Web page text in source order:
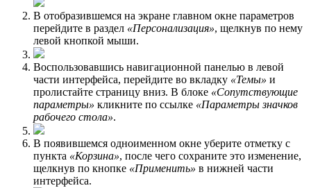
В отобразившемся на экране главном окне параметров
перейдите в раздел «Персонализация», щелкнув по нему
левой кнопкой мыши.
Воспользовавшись навигационной панелью в левой
части интерфейса, перейдите во вкладку «Темы» и
пролистайте страницу вниз. В блоке «Сопутствующие
параметры» кликните по ссылке «Параметры значков
рабочего стола».
В появившемся одноименном окне уберите отметку с
пункта «Корзина», после чего сохраните это изменение,
щелкнув по кнопке «Применить» в нижней части
интерфейса.